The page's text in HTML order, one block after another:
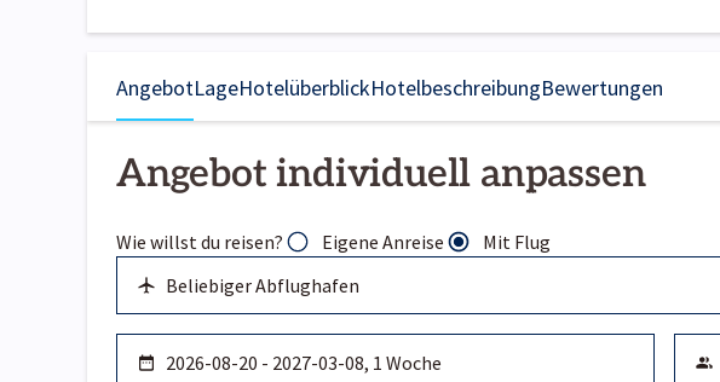
AngebotLageHotelüberblickHotelbeschreibungBewertungen
Angebot individuell anpassen
Wie willst du reisen? Eigene Anreise Mit Flug